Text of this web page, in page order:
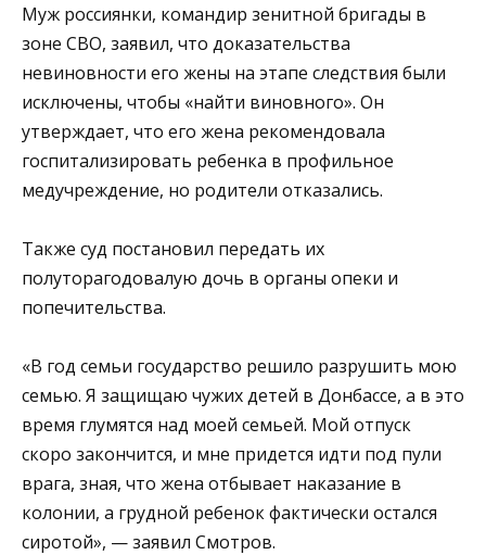
Муж россиянки, командир зенитной бригады в
зоне СВО, заявил, что доказательства
невиновности его жены на этапе следствия были
исключены, чтобы «найти виновного». Он
утверждает, что его жена рекомендовала
госпитализировать ребенка в профильное
медучреждение, но родители отказались.
Также суд постановил передать их
полуторагодовалую дочь в органы опеки и
попечительства.
«В год семьи государство решило разрушить мою
семью. Я защищаю чужих детей в Донбассе, а в это
время глумятся над моей семьей. Мой отпуск
скоро закончится, и мне придется идти под пули
врага, зная, что жена отбывает наказание в
колонии, а грудной ребенок фактически остался
сиротой», — заявил Смотров.